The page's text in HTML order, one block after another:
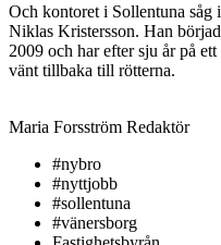
Och kontoret i Sollentuna såg
Niklas Kristersson. Han
2009 och har efter sju år på
vänt tillbaka till rötterna.
Maria Forsström Redaktör
#nybro
#nyttjobb
#sollentuna
#vänersborg